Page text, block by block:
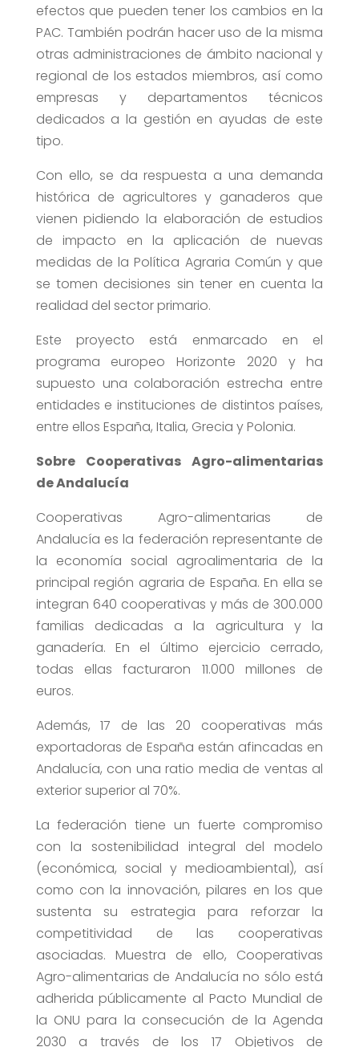
efectos que pueden tener los cambios en la
PAC. También podrán hacer uso de la misma
otras administraciones de ámbito nacional y
regional de los estados miembros, así como
empresas y departamentos técnicos
dedicados a la gestión en ayudas de este
tipo.
Con ello, se da respuesta a una demanda
histórica de agricultores y ganaderos que
vienen pidiendo la elaboración de estudios
de impacto en la aplicación de nuevas
medidas de la Política Agraria Común y que
se tomen decisiones sin tener en cuenta la
realidad del sector primario.
Este proyecto está enmarcado en el
programa europeo Horizonte 2020 y ha
supuesto una colaboración estrecha entre
entidades e instituciones de distintos países,
entre ellos España, Italia, Grecia y Polonia.
Sobre Cooperativas Agro-alimentarias
de Andalucía
Cooperativas Agro-alimentarias de
Andalucía es la federación representante de
la economía social agroalimentaria de la
principal región agraria de España. En ella se
integran 640 cooperativas y más de 300.000
familias dedicadas a la agricultura y la
ganadería. En el último ejercicio cerrado,
todas ellas facturaron 11.000 millones de
euros.
Además, 17 de las 20 cooperativas más
exportadoras de España están afincadas en
Andalucía, con una ratio media de ventas al
exterior superior al 70%.
La federación tiene un fuerte compromiso
con la sostenibilidad integral del modelo
(económica, social y medioambiental), así
como con la innovación, pilares en los que
sustenta su estrategia para reforzar la
competitividad de las cooperativas
asociadas. Muestra de ello, Cooperativas
Agro-alimentarias de Andalucía no sólo está
adherida públicamente al Pacto Mundial de
la ONU para la consecución de la Agenda
2030 a través de los 17 Objetivos de